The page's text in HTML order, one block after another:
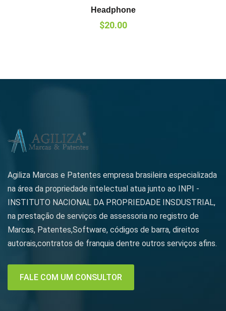
Headphone
$20.00
Agiliza Marcas e Patentes empresa brasileira especializada
na área da propriedade intelectual atua junto ao INPI -
INSTITUTO NACIONAL DA PROPRIEDADE INSDUSTRIAL,
na prestação de serviços de assessoria no registro de
Marcas, Patentes,Software, códigos de barra, direitos
autorais,contratos de franquia dentre outros serviços afins.
FALE COM UM CONSULTOR